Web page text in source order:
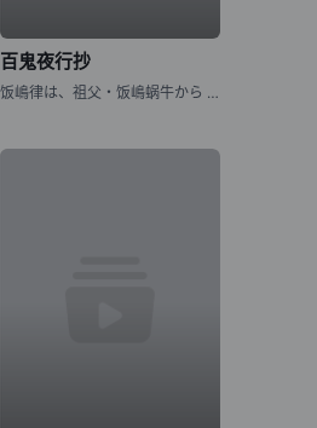
百鬼夜行抄
饭嶋律は、祖父・饭嶋蜗牛から 妖魔を见ることができる不思议な力を 受け継いでいた。 そのために幼い顷から妖魔に狙われてきた律は 妖魔の目をあざむくために 髪を伸ばし、女の子の着物を着せられて